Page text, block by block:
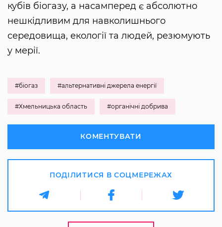
кубів біогазу, а насамперед є абсолютно
нешкідливим для навколишнього
середовища, екології та людей, резюмують
у мерії.
#біогаз #альтернативні джерела енергії
#Хмельницька область #органічні добрива
КОМЕНТУВАТИ
ПОДІЛИТИСЯ В СОЦМЕРЕЖАХ